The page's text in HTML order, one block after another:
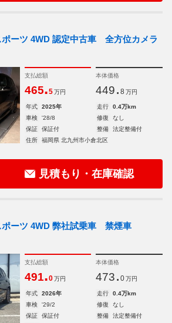
ポーツ 4WD 認定中古車 全方位カメラ
支払総額
465.5 万円
本体価格
449. 8 万円
年式 2025年 走行
0.4万km
車検
'28/8 修復
なし
保証
保証付 整備
法定整備付
住所
福岡県 北九州市小倉北区
見積もり・在庫確認
ポーツ 4WD 弊社試乗車 禁煙車
支払総額
491.0 万円
本体価格
473. 0 万円
年式 2026年 走行
0.4万km
車検
'29/2 修復
なし
保証
保証付 整備
法定整備付